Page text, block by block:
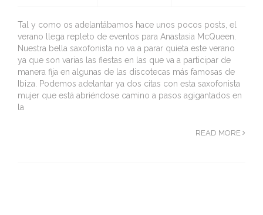
Tal y como os adelantábamos hace unos pocos posts, el
verano llega repleto de eventos para Anastasia McQueen.
Nuestra bella saxofonista no va a parar quieta este verano
ya que son varias las fiestas en las que va a participar de
manera fija en algunas de las discotecas más famosas de
Ibiza. Podemos adelantar ya dos citas con esta saxofonista
mujer que está abriéndose camino a pasos agigantados en
la
READ MORE